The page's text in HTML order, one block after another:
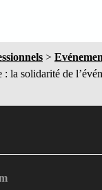
>
la solidarité de